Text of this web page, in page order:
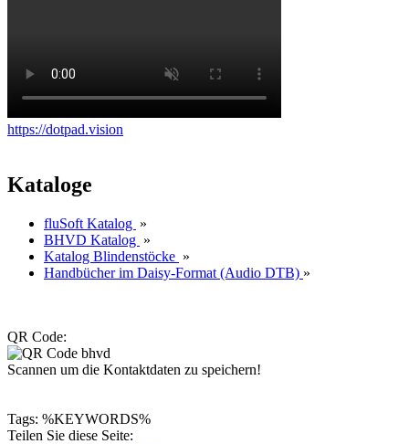
https://dotpad.vision
Kataloge
fluSoft Katalog »
BHVD Katalog »
Katalog Blindenstöcke »
Handbücher im Daisy-Format (Audio DTB) »
QR Code:
Scannen um die Kontaktdaten zu speichern!
Tags: %KEYWORDS%
Teilen Sie diese Seite: